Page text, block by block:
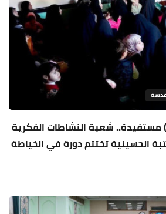
بمشاركة اكثر من (30) مستفيدة.. شعبة النشاطات الفكرية
الحسينية تختتم دورة في الخياطة